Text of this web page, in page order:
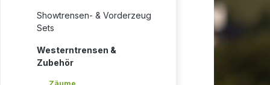
Showtrensen- & Vorderzeug
Sets
Westerntrensen &
Zubehör
Zäume